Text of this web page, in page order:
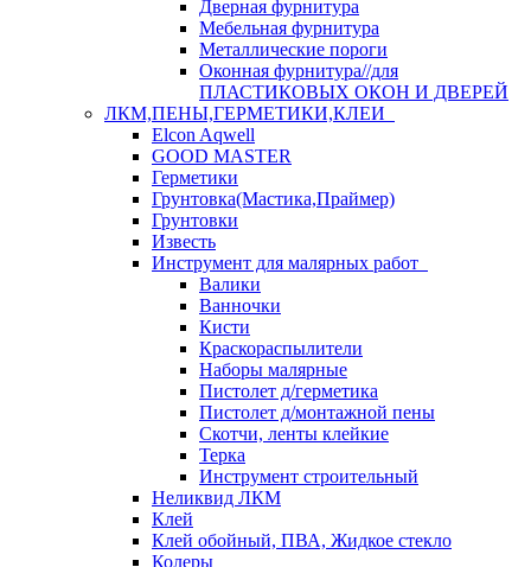
Дверная фурнитура
Мебельная фурнитура
Металлические пороги
Оконная фурнитура//для
ПЛАСТИКОВЫХ ОКОН И ДВЕРЕЙ
ЛКМ,ПЕНЫ,ГЕРМЕТИКИ,КЛЕИ
Elcon Aqwell
GOOD MASTER
Герметики
Грунтовка(Мастика,Праймер)
Грунтовки
Известь
Инструмент для малярных работ
Валики
Ванночки
Кисти
Краскораспылители
Наборы малярные
Пистолет д/герметика
Пистолет д/монтажной пены
Скотчи, ленты клейкие
Терка
Инструмент строительный
Неликвид ЛКМ
Клей
Клей обойный, ПВА, Жидкое стекло
Колеры